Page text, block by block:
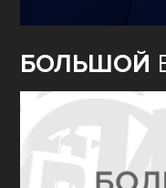
БОЛЬШОЙ